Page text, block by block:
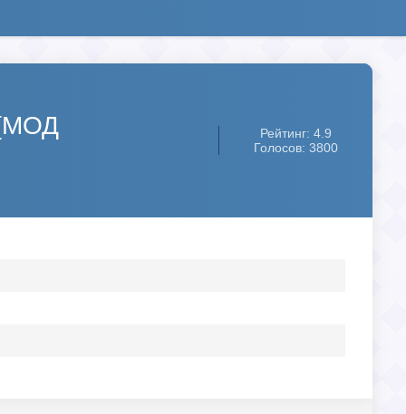
[МОД
Рейтинг: 4.9
Голосов: 3800